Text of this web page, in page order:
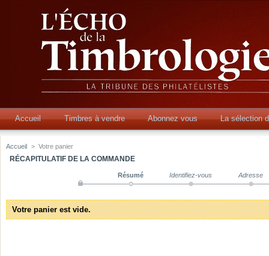
Accueil Timbres à vendre Abonnez vous La sélection
Accueil > Votre panier
RÉCAPITULATIF DE LA COMMANDE
Résumé Identifiez-vous Adresse
Votre panier est vide.